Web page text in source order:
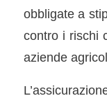
obbligate a
contro i rischi
aziende